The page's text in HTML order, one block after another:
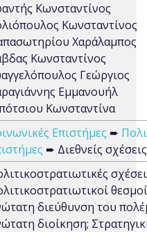
Κωνσταντίνος
Κωνσταντίνος
Χαράλαμπος
Κωνσταντίνος
Γεώργιος
Εμμανουήλ
Κωνσταντίνα
Επιστήμες ➨
➨ Διεθνείς σχέσεις
διεύθυνση του
διοίκηση;